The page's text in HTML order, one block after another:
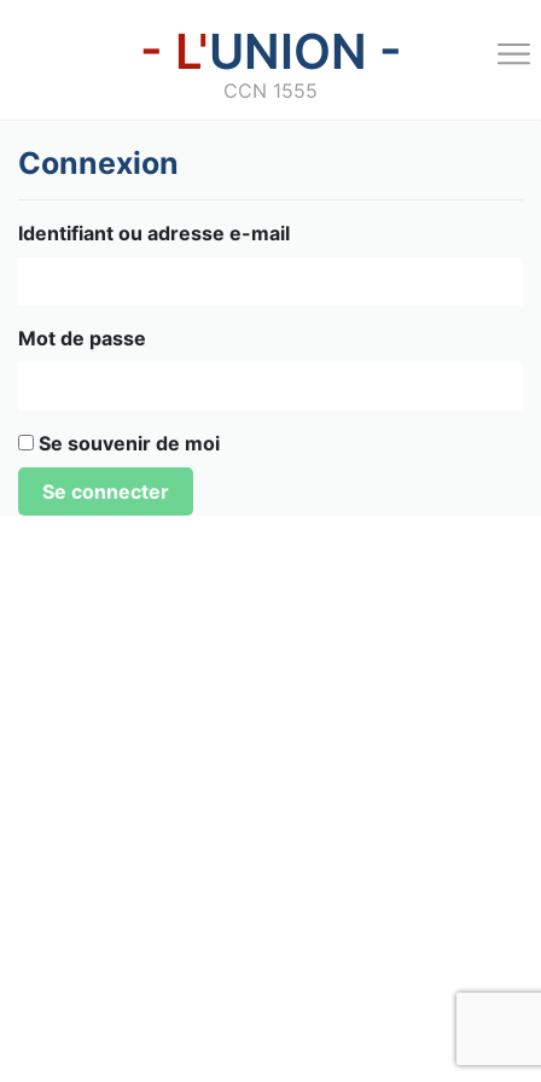
- L'UNION -
CCN 1555
Connexion
Identifiant ou adresse e-mail
Mot de passe
Se souvenir de moi